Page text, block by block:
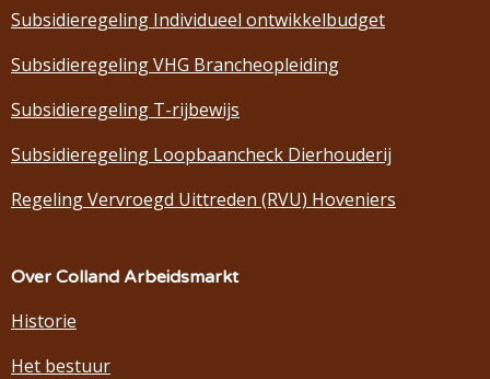
Subsidieregeling Individueel ontwikkelbudget
Subsidieregeling VHG Brancheopleiding
Subsidieregeling T-rijbewijs
Subsidieregeling Loopbaancheck Dierhouderij
Regeling Vervroegd Uittreden (RVU) Hoveniers
Over Colland Arbeidsmarkt
Historie
Het bestuur